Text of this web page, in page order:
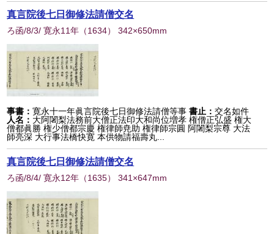
真言院後七日御修法請僧交名
ろ函/8/3/ 寛永11年 （1634） 342×650mm
事書：寛永十一年眞言院後七日御修法請僧等事 書止：交名如件
人名： 大阿闍梨法務前大僧正法印大和尚位増孝 権僧正弘盛 権大
僧都眞勝 権少僧都宗慶 権律師尭助 権律師宗圓 阿闍梨宗尊 大法
師亮深 大行事法橋快寛 本供物請福壽丸...
真言院後七日御修法請僧交名
ろ函/8/4/ 寛永12年 （1635） 341×647mm